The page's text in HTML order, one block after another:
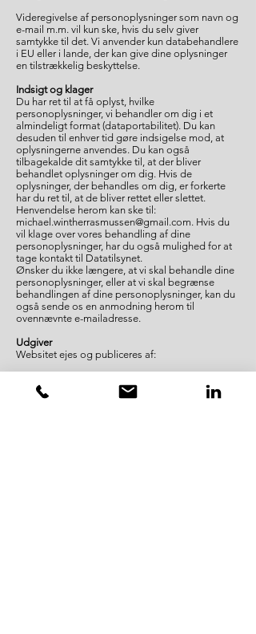
Videregivelse af personoplysninger som navn og
e-mail m.m. vil kun ske, hvis du selv giver
samtykke til det. Vi anvender kun databehandlere
i EU eller i lande, der kan give dine oplysninger
en tilstrækkelig beskyttelse.
Indsigt og klager
Du har ret til at få oplyst, hvilke
personoplysninger, vi behandler om dig i et
almindeligt format (dataportabilitet). Du kan
desuden til enhver tid gøre indsigelse mod, at
oplysningerne anvendes. Du kan også
tilbagekalde dit samtykke til, at der bliver
behandlet oplysninger om dig. Hvis de
oplysninger, der behandles om dig, er forkerte
har du ret til, at de bliver rettet eller slettet.
Henvendelse herom kan ske til:
michael.wintherrasmussen@gmail.com. Hvis du
vil klage over vores behandling af dine
personoplysninger, har du også mulighed for at
tage kontakt til Datatilsynet.
Ønsker du ikke længere, at vi skal behandle dine
personoplysninger, eller at vi skal begrænse
behandlingen af dine personoplysninger, kan du
også sende os en anmodning herom til
ovennævnte e-mailadresse.
Udgiver
Websitet ejes og publiceres af:
Granvej 14
4632 Bjæverskov